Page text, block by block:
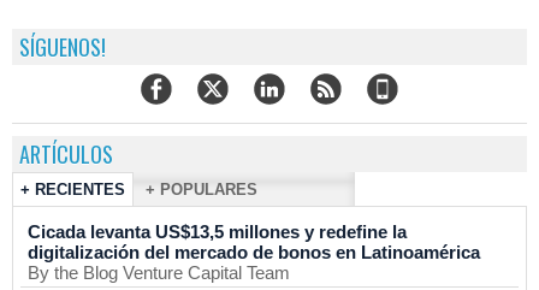
SÍGUENOS!
ARTÍCULOS
+ RECIENTES + POPULARES
Cicada levanta US$13,5 millones y redefine la
digitalización del mercado de bonos en Latinoamérica
By the Blog Venture Capital Team